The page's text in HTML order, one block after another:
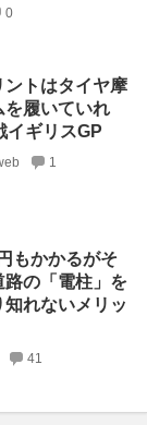
0
ントはタイヤ摩
を履いていれ
イギリスGP
1
もかかるがそ
の「電柱」を
れないメリッ
41